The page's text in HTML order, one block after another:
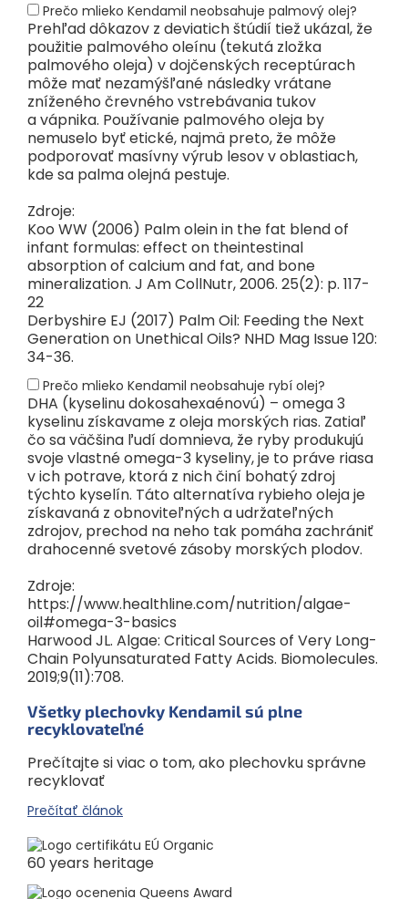
Prečo mlieko Kendamil neobsahuje palmový olej?
Prehľad dôkazov z deviatich štúdií tiež ukázal, že
použitie palmového oleínu (tekutá zložka
palmového oleja) v dojčenských receptúrach
môže mať nezamýšľané následky vrátane
zníženého črevného vstrebávania tukov
a vápnika. Používanie palmového oleja by
nemuselo byť etické, najmä preto, že môže
podporovať masívny výrub lesov v oblastiach,
kde sa palma olejná pestuje.
Zdroje:
Koo WW (2006) Palm olein in the fat blend of
infant formulas: effect on theintestinal
absorption of calcium and fat, and bone
mineralization. J Am CollNutr, 2006. 25(2): p. 117-
22
Derbyshire EJ (2017) Palm Oil: Feeding the Next
Generation on Unethical Oils? NHD Mag Issue 120:
34-36.
Prečo mlieko Kendamil neobsahuje rybí olej?
DHA (kyselinu dokosahexaénovú) – omega 3
kyselinu získavame z oleja morských rias. Zatiaľ
čo sa väčšina ľudí domnieva, že ryby produkujú
svoje vlastné omega-3 kyseliny, je to práve riasa
v ich potrave, ktorá z nich činí bohatý zdroj
týchto kyselín. Táto alternatíva rybieho oleja je
získavaná z obnoviteľných a udržateľných
zdrojov, prechod na neho tak pomáha zachrániť
drahocenné svetové zásoby morských plodov.
Zdroje:
https://www.healthline.com/nutrition/algae-
oil#omega-3-basics
Harwood JL. Algae: Critical Sources of Very Long-
Chain Polyunsaturated Fatty Acids. Biomolecules.
2019;9(11):708.
Všetky plechovky Kendamil sú plne
recyklovateľné
Prečítajte si viac o tom, ako plechovku správne
recyklovať
Prečítať článok
60 years heritage